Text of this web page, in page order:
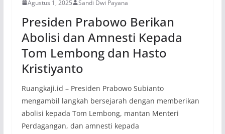
Agustus 1, 2025 Sandi Dwi Payana
Presiden Prabowo Berikan
Abolisi dan Amnesti Kepada
Tom Lembong dan Hasto
Kristiyanto
Ruangkaji.id – Presiden Prabowo Subianto
mengambil langkah bersejarah dengan memberikan
abolisi kepada Tom Lembong, mantan Menteri
Perdagangan, dan amnesti kepada